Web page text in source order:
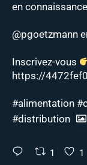
en
@pgoetzmann
Inscrivez-vous
https://
#alimentation
#distribution
1 1